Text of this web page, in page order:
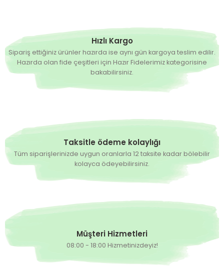
Hızlı Kargo
Sipariş ettiğiniz ürünler hazırda ise aynı gün kargoya teslim edilir.
Hazırda olan fide çeşitleri için Hazır Fidelerimiz kategorisine
bakabilirsiniz.
Taksitle ödeme kolaylığı
Tüm siparişlerinizde uygun oranlarla 12 taksite kadar bölebilir
kolayca ödeyebilirsiniz.
Müşteri Hizmetleri
08:00 - 18:00 Hizmetinizdeyiz!